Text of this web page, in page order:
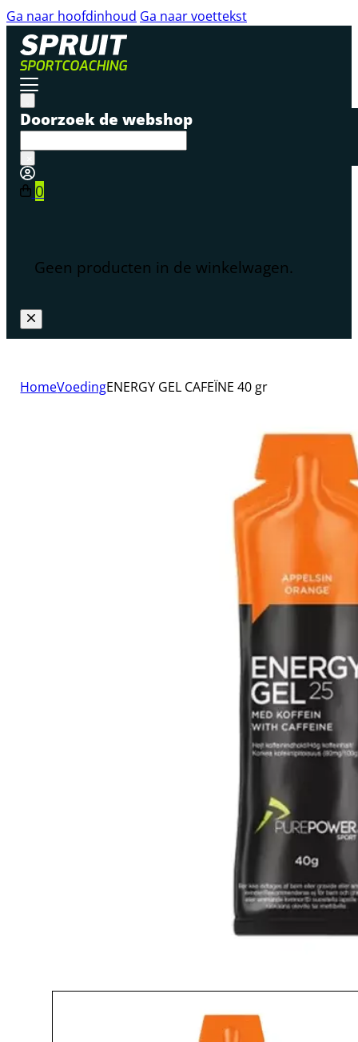
Ga naar hoofdinhoud Ga naar voettekst
Doorzoek de webshop
0
Geen producten in de winkelwagen.
HomeVoedingENERGY GEL CAFEÏNE 40 gr